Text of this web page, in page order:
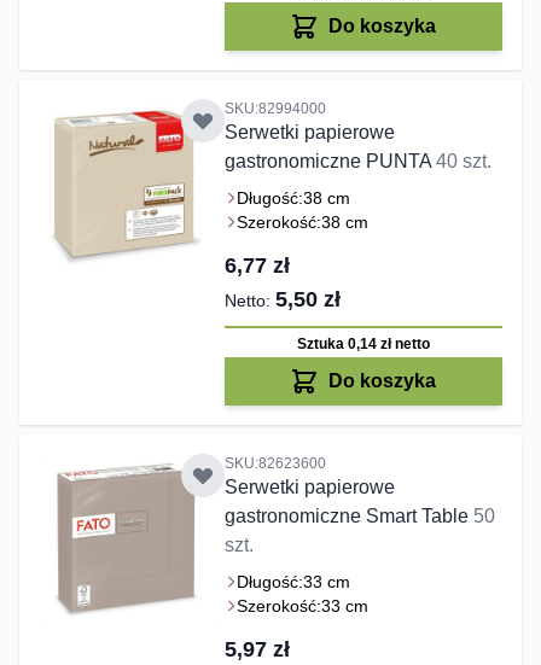
Do koszyka
SKU:82994000
Serwetki papierowe
gastronomiczne PUNTA 40 szt.
Długość:38 cm
Szerokość:38 cm
6,77 zł
5,50 zł
Sztuka 0,14 złnetto
Do koszyka
SKU:82623600
Serwetki papierowe
gastronomiczne Smart Table 50
szt.
Długość:33 cm
Szerokość:33 cm
5,97 zł